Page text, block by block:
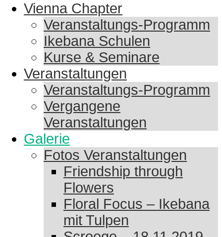
Vienna Chapter
Veranstaltungs-Programm
Ikebana Schulen
Kurse & Seminare
Veranstaltungen
Veranstaltungs-Programm
Vergangene
Veranstaltungen
Galerie
Fotos Veranstaltungen
Friendship through
Flowers
Floral Focus – Ikebana
mit Tulpen